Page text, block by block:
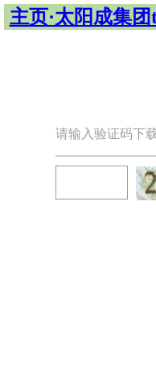
主页·太阳成集
请输入验证码下